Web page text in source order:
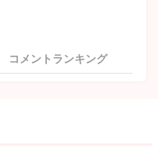
コメントランキング